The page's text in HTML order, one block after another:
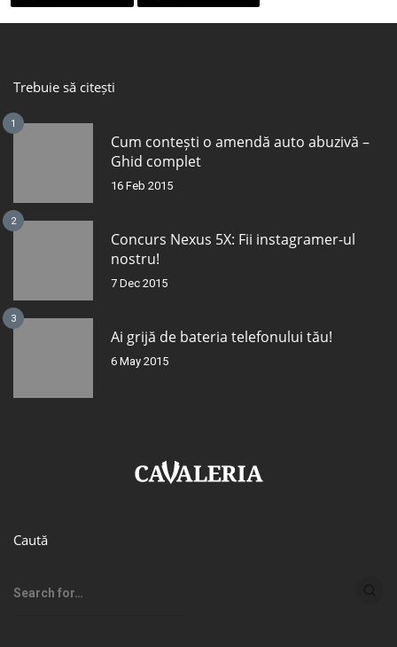
Trebuie să citești
1
Cum contești o amendă auto abuzivă –
Ghid complet
16 Feb 2015
2
Concurs Nexus 5X: Fii instagramer-ul
nostru!
7 Dec 2015
3
Ai grijă de bateria telefonului tău!
6 May 2015
Caută